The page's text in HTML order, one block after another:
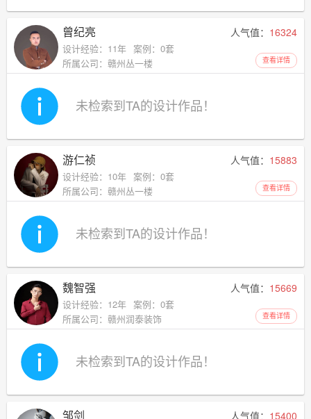
曾纪亮 人气值： 16324
查看详情
设计经验：11年 案例：0套
所属公司：赣州丛一楼
未检索到TA的设计作品！
游仁祯 人气值： 15883
查看详情
设计经验：10年 案例：0套
所属公司：赣州丛一楼
未检索到TA的设计作品！
魏智强 人气值： 15669
查看详情
设计经验：12年 案例：0套
所属公司：赣州润泰装饰
未检索到TA的设计作品！
邹剑 人气值： 15400